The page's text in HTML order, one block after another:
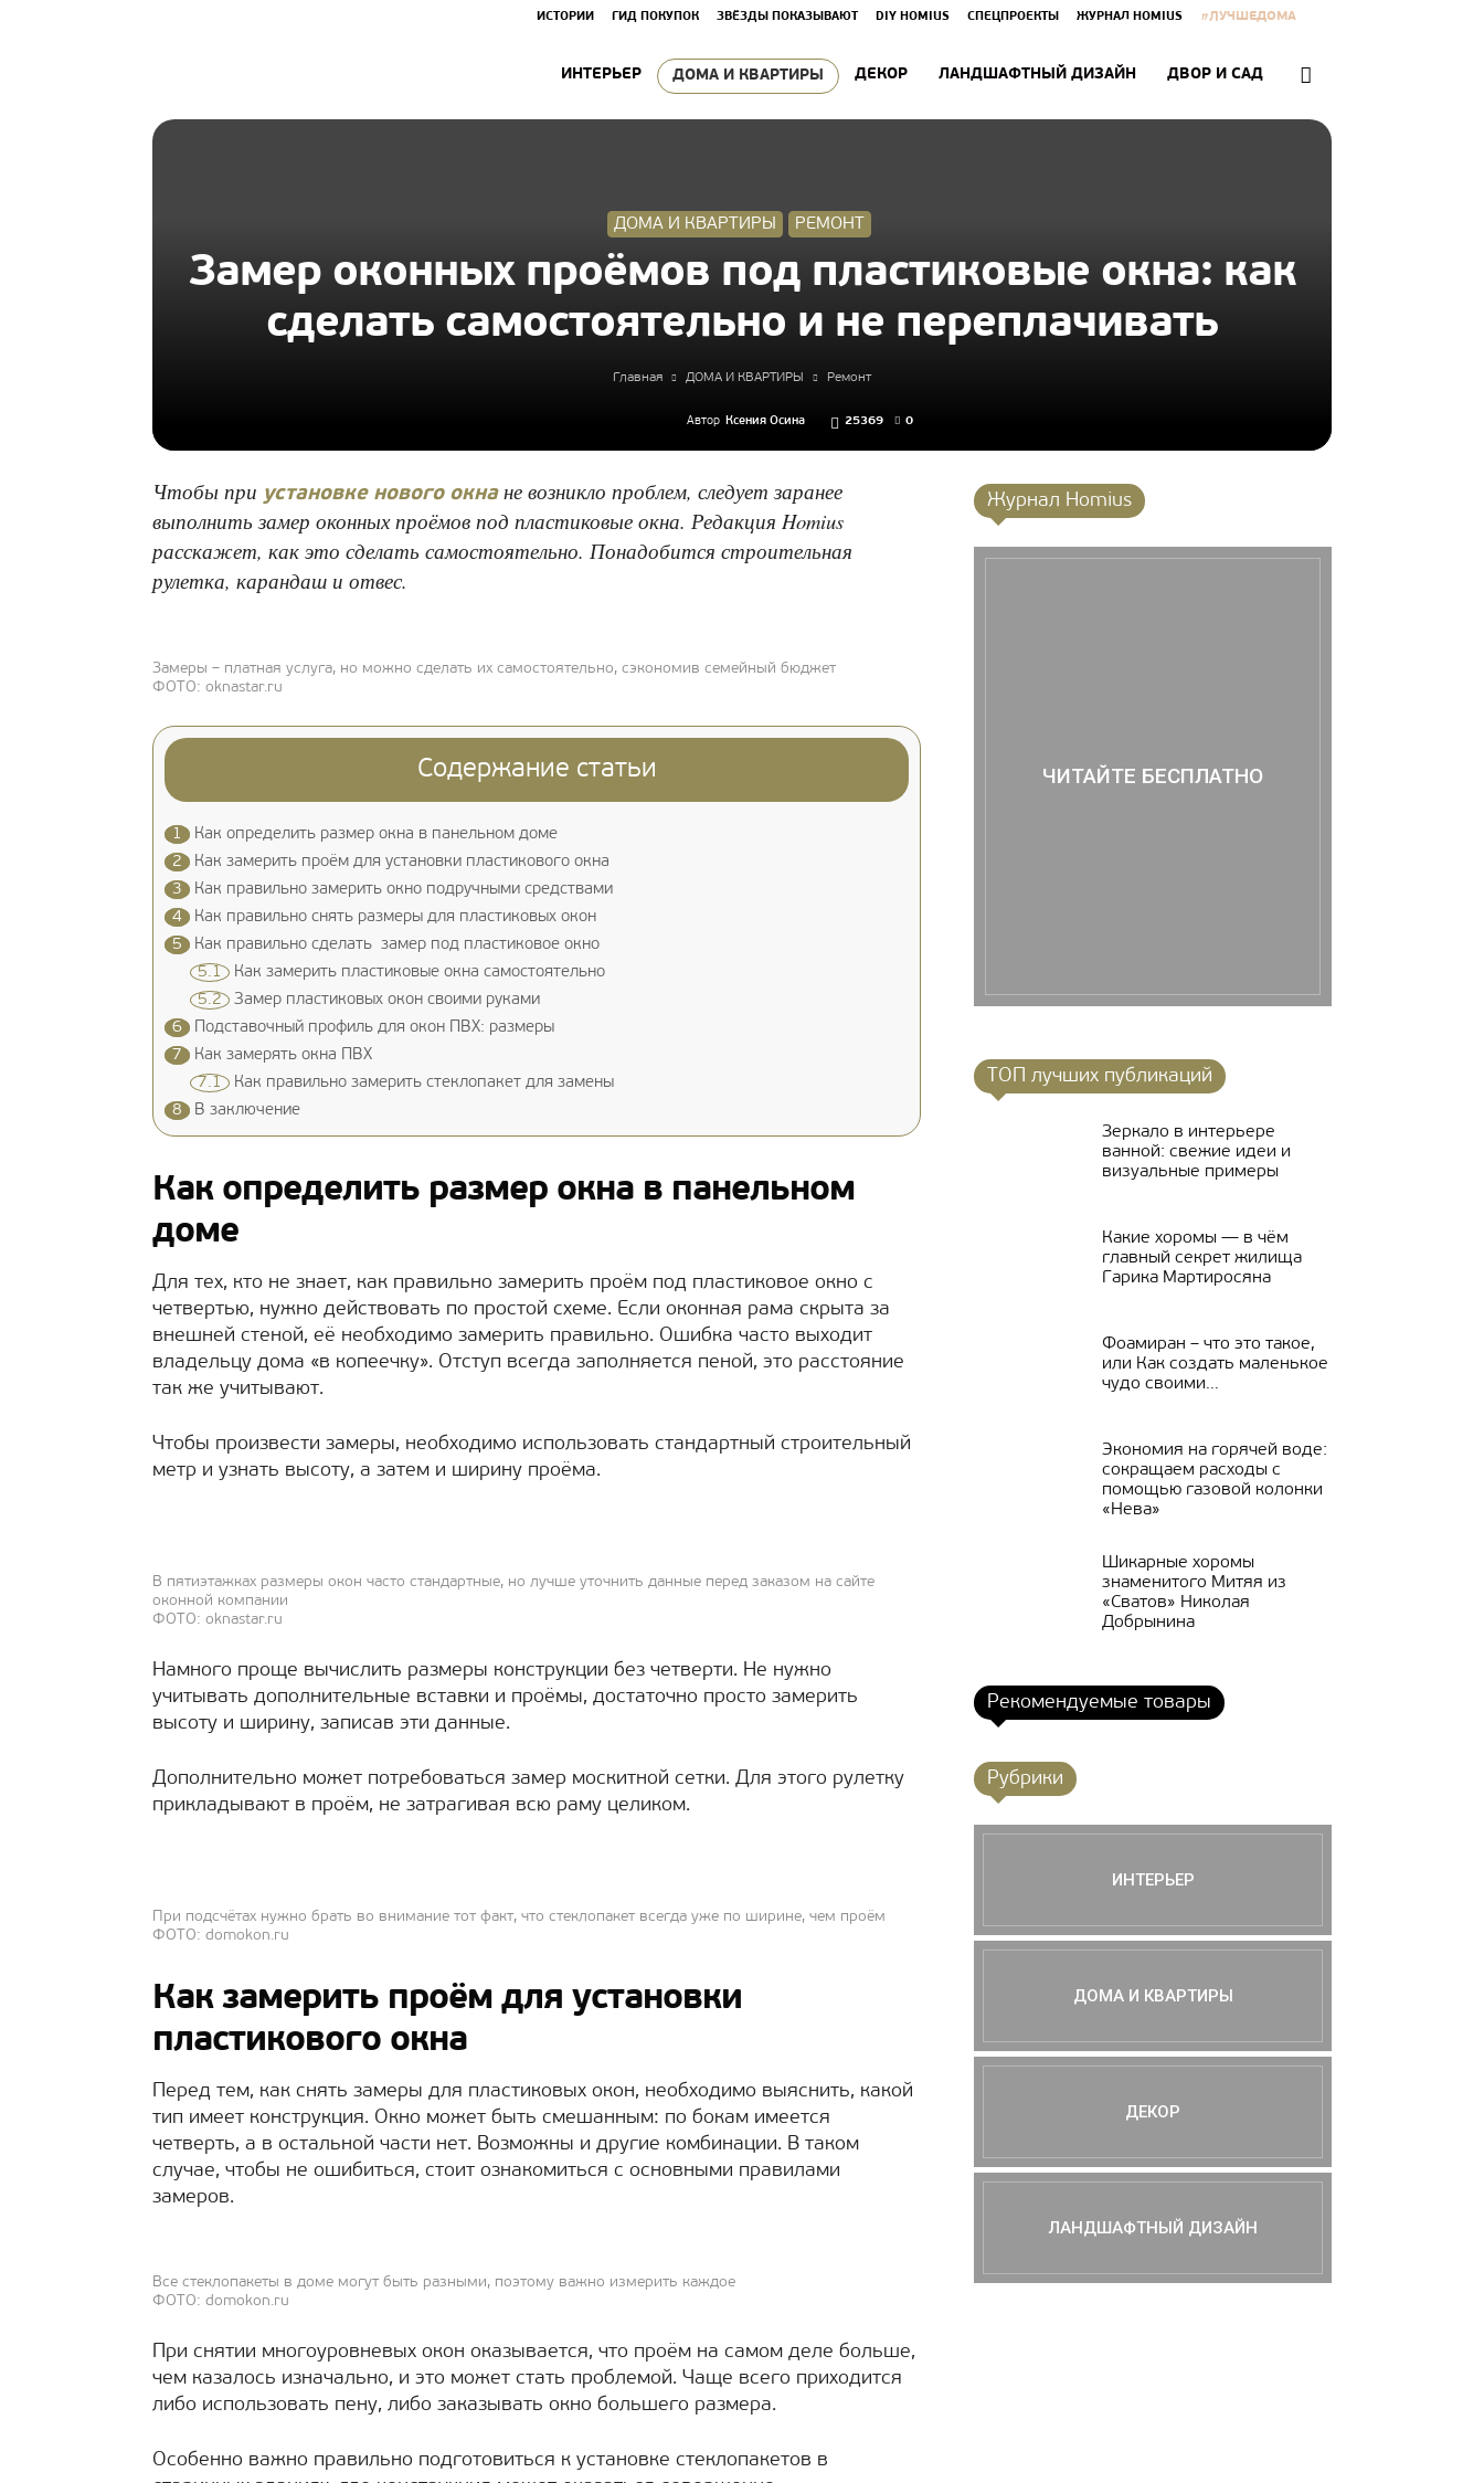
ИСТОРИИ ГИД ПОКУПОК ЗВЁЗДЫ ПОКАЗЫВАЮТ DIY HOMIUS СПЕЦПРОЕКТЫ ЖУРНАЛ HOMIUS #ЛУЧШЕДОМА
ИНТЕРЬЕР ДОМА И КВАРТИРЫ ДЕКОР ЛАНДШАФТНЫЙ ДИЗАЙН ДВОР И САД
ДОМА И КВАРТИРЫ РЕМОНТ
Замер оконных проёмов под пластиковые окна: как
сделать самостоятельно и не переплачивать
Главная ДОМА И КВАРТИРЫ Ремонт
Автор Ксения Осина 25369 0
Чтобы при установке нового окнане возникло проблем, следует заранее
выполнить замер оконных проёмов под пластиковые окна. Редакция Homius
расскажет, как это сделать самостоятельно. Понадобится строительная
рулетка, карандаш и отвес.
Замеры – платная услуга, но можно сделать их самостоятельно, сэкономив семейный бюджет
ФОТО: oknastar.ru
Содержание статьи
1
Как определить размер окна в панельном доме
2
Как замерить проём для установки пластикового окна
3
Как правильно замерить окно подручными средствами
4
Как правильно снять размеры для пластиковых окон
5
Как правильно сделать замер под пластиковое окно
5.1 Как замерить пластиковые окна самостоятельно
5.2 Замер пластиковых окон своими руками
6
Подставочный профиль для окон ПВХ: размеры
7
Как замерять окна ПВХ
7.1 Как правильно замерить стеклопакет для замены
8
В заключение
Как определить размер окна в панельном
доме
Для тех, кто не знает, как правильно замерить проём под пластиковое окно с
четвертью, нужно действовать по простой схеме. Если оконная рама скрыта за
внешней стеной, её необходимо замерить правильно. Ошибка часто выходит
владельцу дома «в копеечку». Отступ всегда заполняется пеной, это расстояние
так же учитывают.
Чтобы произвести замеры, необходимо использовать стандартный строительный
метр и узнать высоту, а затем и ширину проёма.
В пятиэтажках размеры окон часто стандартные, но лучше уточнить данные перед заказом на сайте
оконной компании
ФОТО: oknastar.ru
Намного проще вычислить размеры конструкции без четверти. Не нужно
учитывать дополнительные вставки и проёмы, достаточно просто замерить
высоту и ширину, записав эти данные.
Дополнительно может потребоваться замер москитной сетки. Для этого рулетку
прикладывают в проём, не затрагивая всю раму целиком.
При подсчётах нужно брать во внимание тот факт, что стеклопакет всегда уже по ширине, чем проём
ФОТО: domokon.ru
Как замерить проём для установки
пластикового окна
Перед тем, как снять замеры для пластиковых окон, необходимо выяснить, какой
тип имеет конструкция. Окно может быть смешанным: по бокам имеется
четверть, а в остальной части нет. Возможны и другие комбинации. В таком
случае, чтобы не ошибиться, стоит ознакомиться с основными правилами
замеров.
Все стеклопакеты в доме могут быть разными, поэтому важно измерить каждое
ФОТО: domokon.ru
При снятии многоуровневых окон оказывается, что проём на самом деле больше,
чем казалось изначально, и это может стать проблемой. Чаще всего приходится
либо использовать пену, либо заказывать окно большего размера.
Особенно важно правильно подготовиться к установке стеклопакетов в
Журнал Homius
ЧИТАЙТЕ БЕСПЛАТНО
ТОП лучших публикаций
Зеркало в интерьере
ванной: свежие идеи и
визуальные примеры
Какие хоромы — в чём
главный секрет жилища
Гарика Мартиросяна
Фоамиран – что это такое,
или Как создать маленькое
чудо своими...
Экономия на горячей воде:
сокращаем расходы с
помощью газовой колонки
«Нева»
Шикарные хоромы
знаменитого Митяя из
«Сватов» Николая
Добрынина
Рекомендуемые товары
Рубрики
ИНТЕРЬЕР
ДОМА И КВАРТИРЫ
ДЕКОР
ЛАНДШАФТНЫЙ ДИЗАЙН